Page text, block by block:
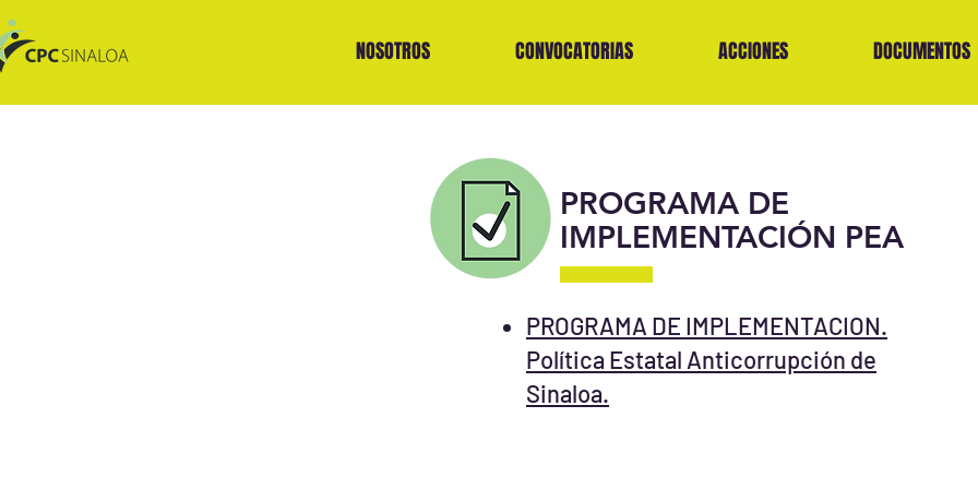
NOSOTROS CONVOCATORIAS ACCIONES DOCUMENTOS
PROGRAMA DE
IMPLEMENTACIÓN PEA
PROGRAMA DE IMPLEMENTACION.
Política Estatal Anticorrupción de
Sinaloa.